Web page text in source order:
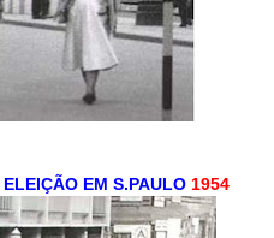
EM S.PAULO 1954